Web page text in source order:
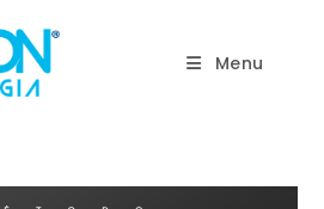
Menu